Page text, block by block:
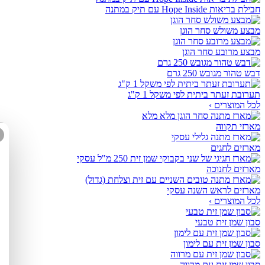
חבילת בריאות Hope Inside עם תיק במתנה
מבצע משולש סחר הוגן
מבצע מרובע סחר הוגן
דבש טהור מגובש 250 גרם
תערובת זעתר ביתית לפי משקל 1 ק"ג
לכל המוצרים ›
מארזי תקווה
מארזים לחגים
מארזים לחנוכה
מארזים לראש השנה עסקי
לכל המוצרים ›
סבון שמן זית טבעי
סבון שמן זית עם לימון